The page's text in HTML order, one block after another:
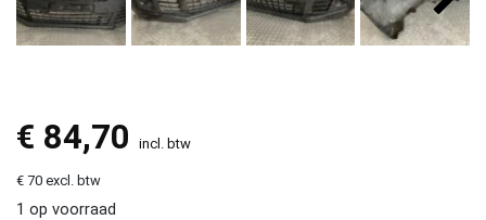
€ 84,70 incl. btw
€ 70 excl. btw
1 op voorraad